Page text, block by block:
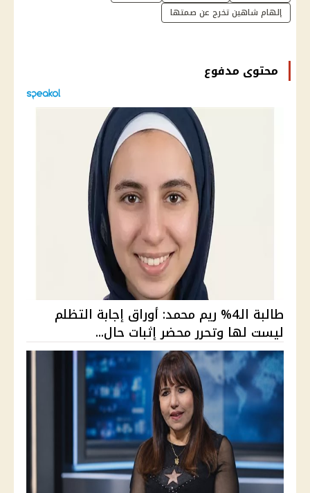
إلهام شاهين تخرج عن صمتها
محتوى مدفوع
طالبة الـ4% ريم محمد: أوراق إجابة التظلم
ليست لها وتحرر محضر إثبات حال...